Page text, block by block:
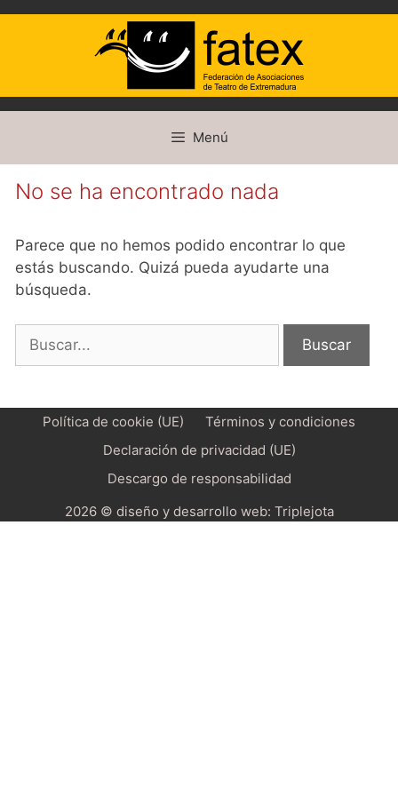
contenido
Menú
No se ha encontrado nada
Parece que no hemos podido encontrar lo que
estás buscando. Quizá pueda ayudarte una
búsqueda.
Política de cookie (UE)
Términos y condiciones
Declaración de privacidad (UE)
Descargo de responsabilidad
2026 © diseño y desarrollo web: Triplejota